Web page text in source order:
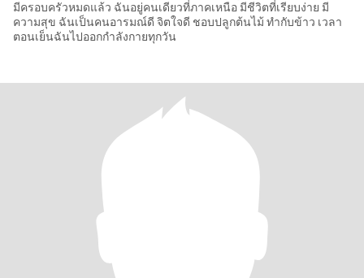
มีครอบครัวหมดแล้ว ฉันอยู่คนเดียวที่ภาคเหนือ มีชีวิตที่เรียบง่าย มี
ความสุข ฉันเป็นคนอารมณ์ดี จิตใจดี ชอบปลูกต้นไม้ ทำกับข้าว เวลา
ตอนเย็นฉันไปออกกำลังกายทุกวัน